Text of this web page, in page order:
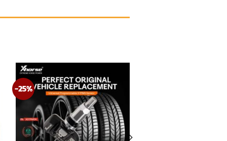
-25%